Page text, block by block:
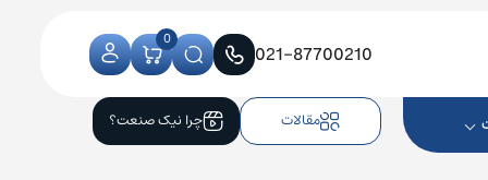
021-87700210
0
مقالات چرا نیک صنعت؟